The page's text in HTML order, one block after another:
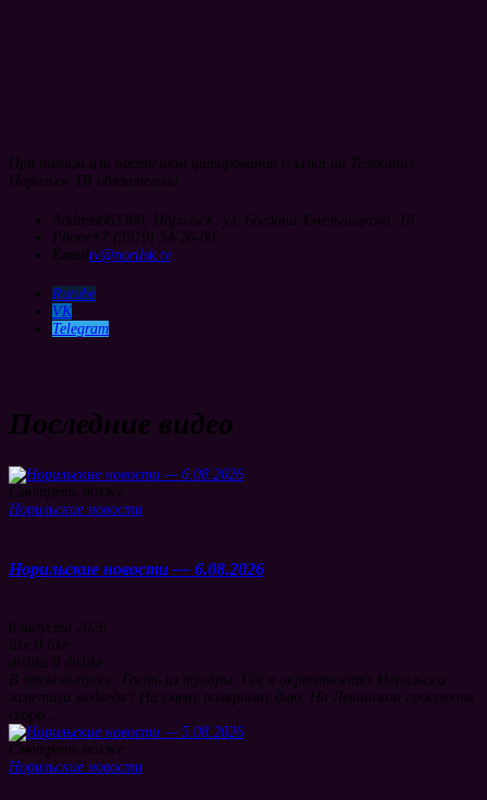
При полном или частичном цитировании ссылка на Телеканал
Норильск ТВ обязательна.
Address663300, Норильск, ул. Богдана Хмельницкого, 18
Phone +7 (3919) 34-26-00
Emailtv@norilsk.tv
Rutube
VK
Telegram
Последние видео
Смотреть позже
Норильские новости
Норильские новости — 6.08.2026
6 августа 2026
like 0 like
dislike 0 dislike
В этом выпуске: Гость из тундры. Где в окрестностях Норильска
заметили медведя? На смену полярному дню. На Ленинском проспекте
скоро...
Смотреть позже
Норильские новости